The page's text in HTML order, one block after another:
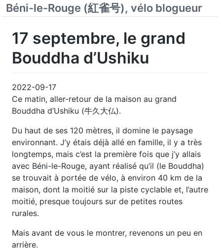
Béni-le-Rouge (紅雀号), vélo blogueur
17 septembre, le grand
Bouddha d’Ushiku
2022-09-17
Ce matin, aller-retour de la maison au grand
Bouddha d’Ushiku (牛久大仏).
Du haut de ses 120 mètres, il domine le paysage
environnant. J’y étais déjà allé en famille, il y a très
longtemps, mais c’est la première fois que j’y allais
avec Béni-le-Rouge, ayant réalisé qu’il (le Bouddha)
se trouvait à portée de vélo, à environ 40 km de la
maison, dont la moitié sur la piste cyclable et, l’autre
moitié, presque toujours sur de petites routes
rurales.
Mais avant de vous le montrer, revenons un peu en
arrière.